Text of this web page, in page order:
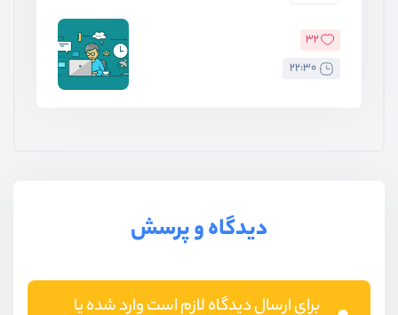
32
22:30
دیدگاه و پرسش
برای ارسال دیدگاه لازم است وارد شده یا